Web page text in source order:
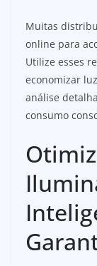
Muitas
online para
Utilize esses
economizar
análise
consumo